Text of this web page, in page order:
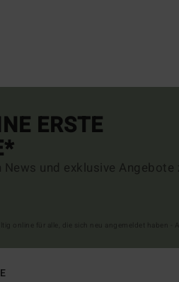
ERSTE
und exklusive Angebote